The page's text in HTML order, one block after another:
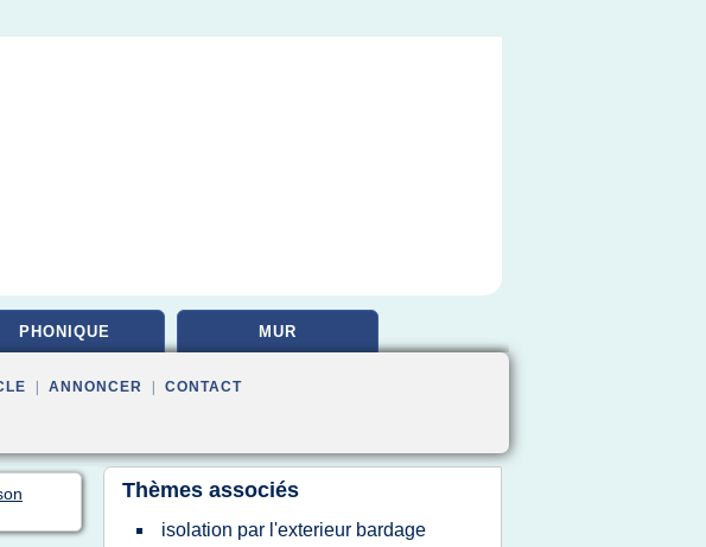
PHONIQUE MUR
ANNONCER CONTACT
Thèmes associés
isolation par l'exterieur bardage